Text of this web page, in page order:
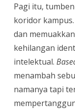
Pagi itu,
koridor
dan
kehilangan
intelektual.
menambah
namanya tapi